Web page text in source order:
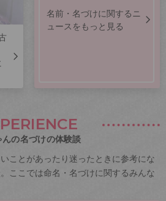
名前・名づけに関するニ
ュースをもっと見る
んの名づけの体験談
ことがあったり迷ったときに参考にな
ここでは命名・名づけに関するみんな